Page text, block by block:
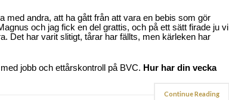
med andra, att ha gått från att vara en bebis som gör
och jag fick en del grattis, och på ett sätt firade ju vi
Det har varit slitigt, tårar har fällts, men kärleken har
jobb och ettårskontroll på BVC. Hur har din vecka
Continue Reading